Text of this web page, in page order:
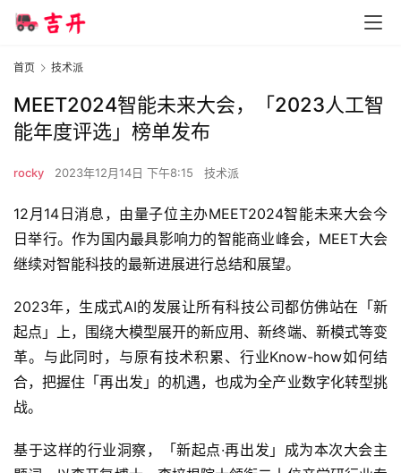
首页 技术派
MEET2024智能未来大会，「2023人工智
能年度评选」榜单发布
rocky 2023年12月14日 下午8:15 技术派
12月14日消息，由量子位主办MEET2024智能未来大会今
日举行。作为国内最具影响力的智能商业峰会，MEET大会
继续对智能科技的最新进展进行总结和展望。
2023年，生成式AI的发展让所有科技公司都仿佛站在「新
起点」上，围绕大模型展开的新应用、新终端、新模式等变
革。与此同时，与原有技术积累、行业Know-how如何结
合，把握住「再出发」的机遇，也成为全产业数字化转型挑
战。
基于这样的行业洞察，「新起点·再出发」成为本次大会主